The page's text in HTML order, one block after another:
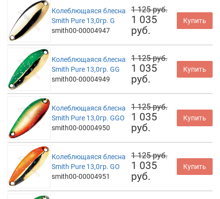
Колеблющаяся блесна
Smith Pure 13,0гр. G
smith00-00004947
1 125 руб.
1 035
руб.
Купить
Колеблющаяся блесна
Smith Pure 13,0гр. GG
smith00-00004949
1 125 руб.
1 035
руб.
Купить
Колеблющаяся блесна
Smith Pure 13,0гр. GGO
smith00-00004950
1 125 руб.
1 035
руб.
Купить
Колеблющаяся блесна
Smith Pure 13,0гр. GO
smith00-00004951
1 125 руб.
1 035
руб.
Купить